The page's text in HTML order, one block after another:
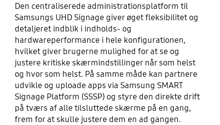
Den centraliserede administrationsplatform til
Samsungs UHD Signage giver øget fleksibilitet og
detaljeret indblik i indholds- og
hardwareperformance i hele konfigurationen,
hvilket giver brugerne mulighed for at se og
justere kritiske skærmindstillinger når som helst
og hvor som helst. På samme måde kan partnere
udvikle og uploade apps via Samsung SMART
Signage Platform (SSSP) og styre den direkte drift
på tværs af alle tilsluttede skærme på en gang,
frem for at skulle justere dem en ad gangen.